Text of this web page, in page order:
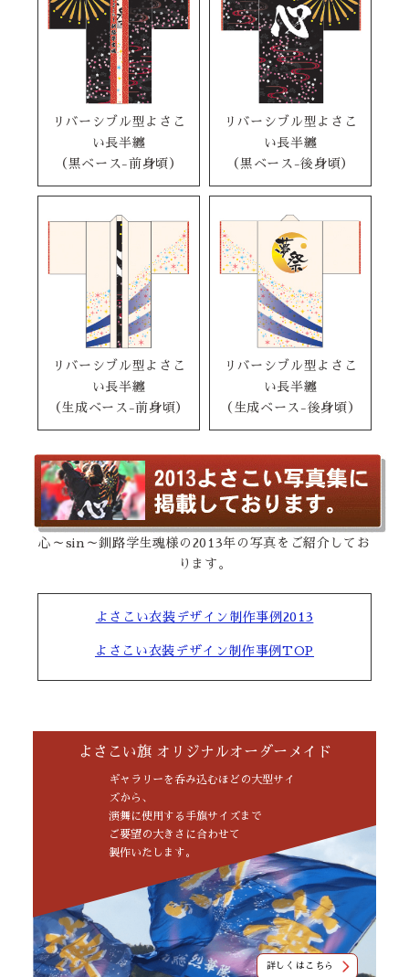
リバーシブル型よさこ
い長半纏
（黒ベース-前身頃）
リバーシブル型よさこ
い長半纏
（黒ベース-後身頃）
リバーシブル型よさこ
い長半纏
（生成ベース-前身頃）
リバーシブル型よさこ
い長半纏
（生成ベース-後身頃）
心～sin～釧路学生魂様の2013年の写真をご紹介してお
ります。
よさこい衣装デザイン制作事例2013
よさこい衣装デザイン制作事例TOP
よさこい旗 オリジナルオーダーメイド
ギャラリーを呑み込むほどの大型サイ
ズから、
演舞に使用する手旗サイズまで
ご要望の大きさに合わせて
製作いたします。
詳しくはこちら